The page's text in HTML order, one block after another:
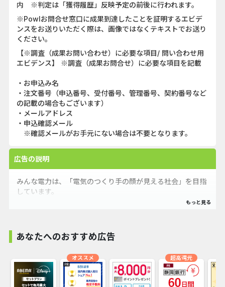
内 ※判定は「獲得履歴」反映予定の前後に行われます。
※Powlお問合せ窓口に成果到達したことを証明するエビデ
ンスをお送りいただく際は、画像ではなくテキストでお送り
ください。
【※調査（成果お問い合わせ）に必要な項目/ 問い合わせ用
エビデンス】 ※調査（成果お問合せ）に必要な項目を記載
・お申込み名
・注文番号（申込番号、受付番号、管理番号、契約番号など
の記載の場合もございます）
・メールアドレス
・申込確認メール
※確認メールがお手元にない場合は不要となります。
広告の説明
みんな電力は、「電気のつくり手の顔が見える社会」を目指
しています。
電気は、どこで、誰が、どんな想いでつくったかを知ること
来を支えます。
〈ポイント〉
・再生可能エネルギー（再エネ）100％の「顔の見える電
あなたへのおすすめ広告
オススメ 超高還元